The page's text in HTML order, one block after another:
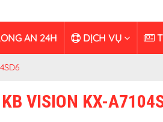
AN 24H DỊCH VỤ
VISION KX-